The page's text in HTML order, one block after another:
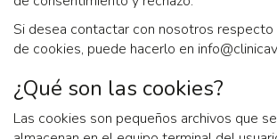
Si desea contactar con nosotros
de cookies, puede hacerlo en
¿Qué son las cookies?
Las cookies son pequeños archivos que